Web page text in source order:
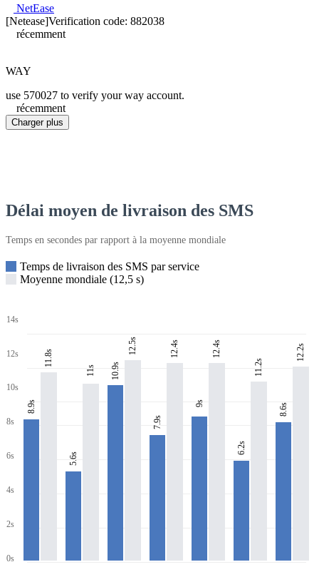
NetEase
[Netease]Verification code: 882038
récemment
WAY
use 570027 to verify your way account.
récemment
Charger plus
Délai moyen de livraison des SMS
Temps en secondes par rapport à la moyenne mondiale
Temps de livraison des SMS par service
Moyenne mondiale (12,5 s)
14s
12s
10s
8s
6s
4s
2s
0s
8.9s
11.8s
5.6s
11s 10.9s
12.5s
7.9s
12.4s
9s
12.4s
6.2s
11.2s
8.6s
12.2s